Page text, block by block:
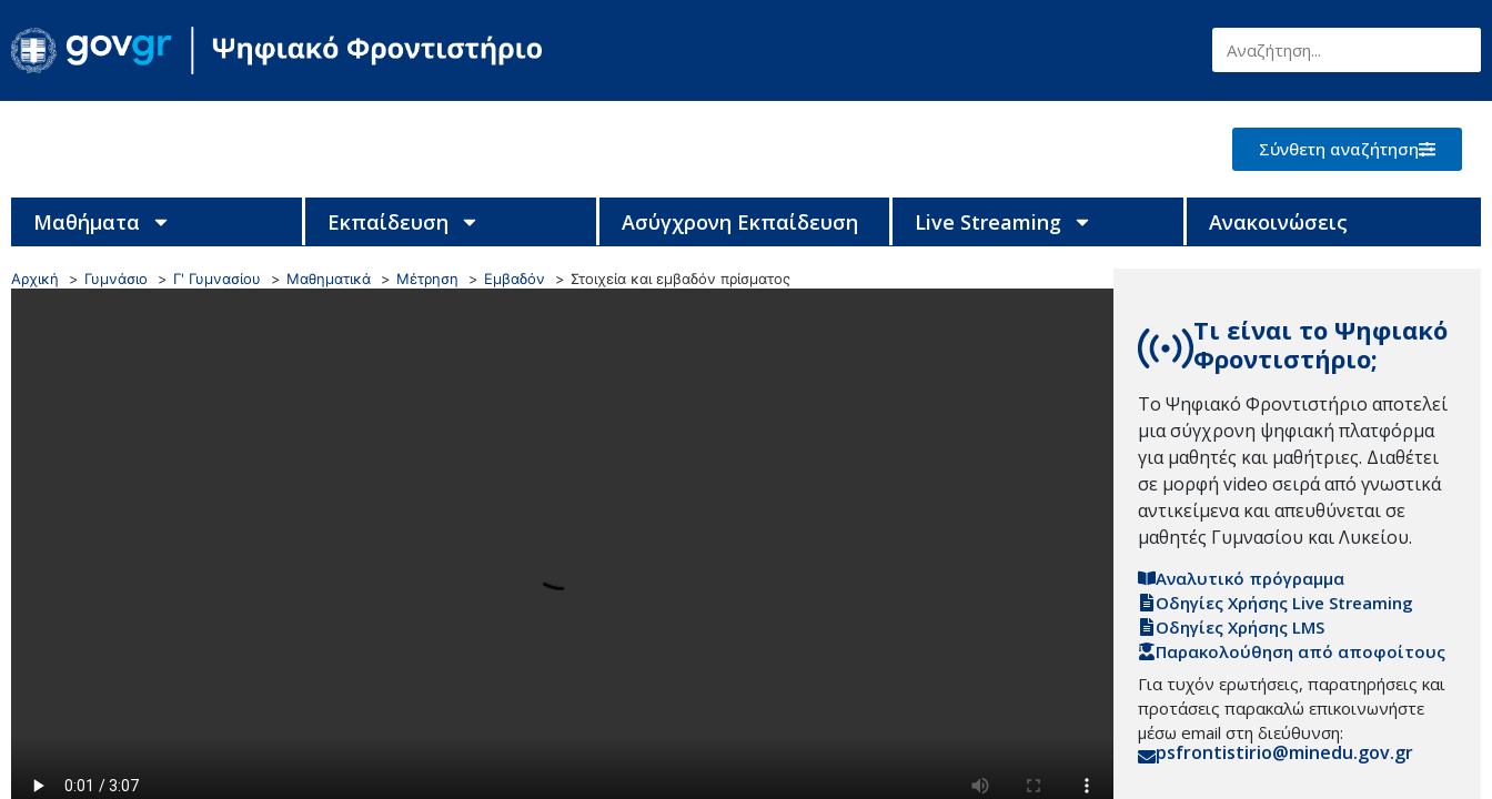
Σύνθετη αναζήτηση
Μαθήματα Εκπαίδευση Ασύγχρονη Εκπαίδευση Live Streaming Ανακοινώσεις
Αρχική Γυμνάσιο Γ' Γυμνασίου Μαθηματικά Μέτρηση Εμβαδόν Στοιχεία και εμβαδόν πρίσματος
Τι είναι το Ψηφιακό
Φροντιστήριο;
Το Ψηφιακό Φροντιστήριο αποτελεί
μια σύγχρονη ψηφιακή πλατφόρμα
για μαθητές και μαθήτριες. Διαθέτει
σε μορφή video σειρά από γνωστικά
αντικείμενα και απευθύνεται σε
μαθητές Γυμνασίου και Λυκείου.
Αναλυτικό πρόγραμμα
Οδηγίες Χρήσης Live Streaming
Οδηγίες Χρήσης LMS
Παρακολούθηση από αποφοίτους
Για τυχόν ερωτήσεις, παρατηρήσεις και
προτάσεις παρακαλώ επικοινωνήστε
μέσω email στη διεύθυνση:
psfrontistirio@minedu.gov.gr